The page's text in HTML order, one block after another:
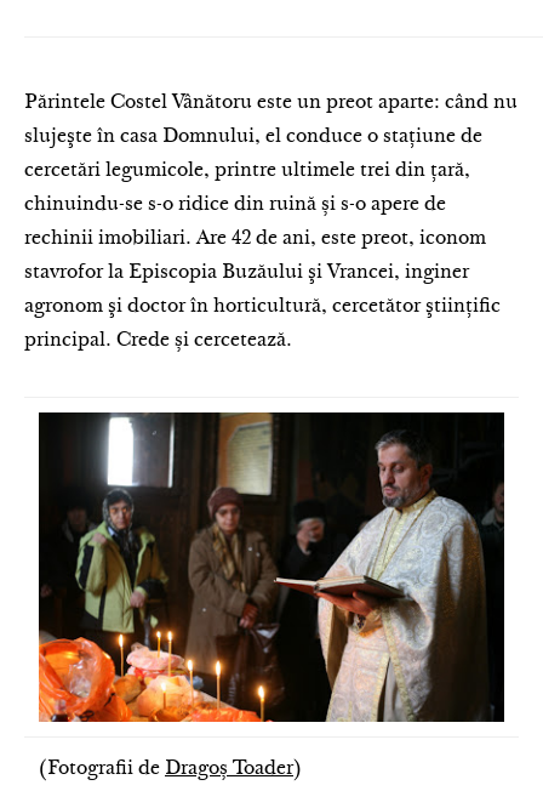
Părintele Costel Vânătoru este un preot aparte: când nu
slujeşte în casa Domnului, el conduce o staţiune de
cercetări legumicole, printre ultimele trei din țară,
chinuindu-se s-o ridice din ruină și s-o apere de
rechinii imobiliari. Are 42 de ani, este preot, iconom
stavrofor la Episcopia Buzăului şi Vrancei, inginer
agronom şi doctor în horticultură, cercetător ştiinţific
principal. Crede și cercetează.
(Fotografii de Dragoș Toader)